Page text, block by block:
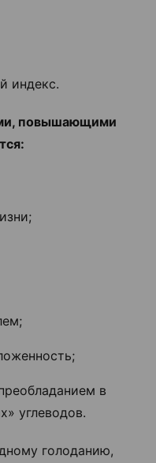
индекс.
повышающими
в
углеводов.
голоданию,